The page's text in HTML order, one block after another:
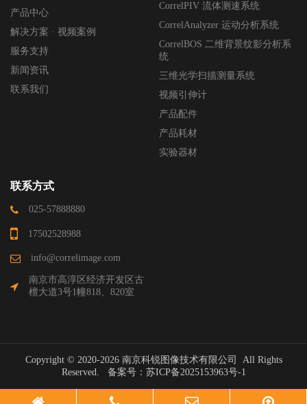
产品中心
解决方案 · 视频案例
服务支持
新闻资讯
联系我们
CorrelPIV 流体测速系统
CorrelAnalyzer 运动分析系统
CorrelBOS 二维背景纹影分析系
统
三维光学扫描测量系统
视频引伸计
产品配件
产品耗材
实验器材
联系方式
025-57888880
17502528988
info@correlimage.com
南京市高淳区经济开发区古
檀大道3号1幢818、820室
Copyright © 2020-2026 南京科锐图像技术有限公司 All Rights
Reserved. 备案号： 苏ICP备2025153963号-1